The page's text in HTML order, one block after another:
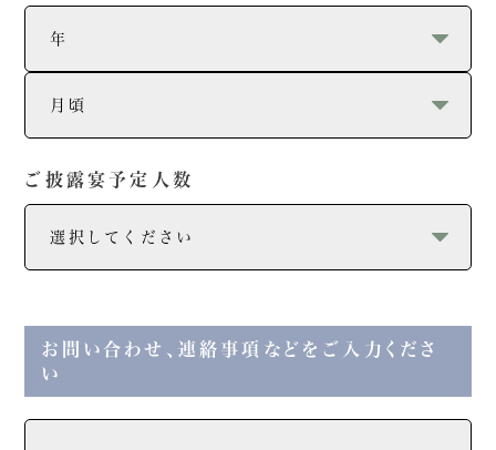
ご披露宴予定人数
お問い合わせ、連絡事項などをご入力くださ
い